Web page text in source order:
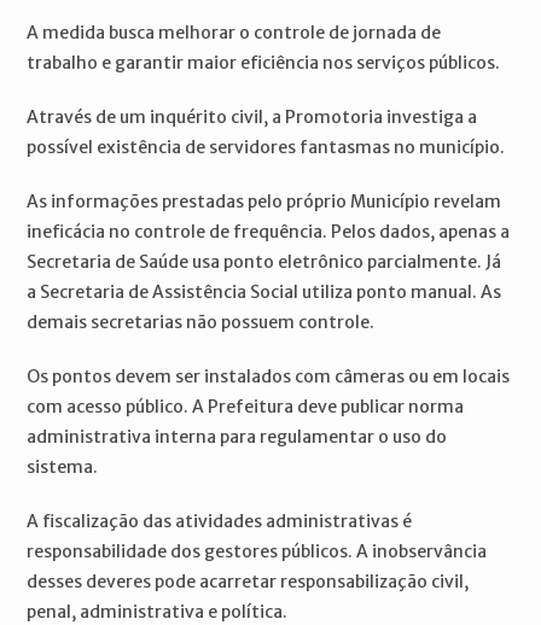
A medida busca melhorar o controle de jornada de
trabalho e garantir maior eficiência nos serviços públicos.
Através de um inquérito civil, a Promotoria investiga a
possível existência de servidores fantasmas no município.
As informações prestadas pelo próprio Município revelam
ineficácia no controle de frequência. Pelos dados, apenas a
Secretaria de Saúde usa ponto eletrônico parcialmente. Já
a Secretaria de Assistência Social utiliza ponto manual. As
demais secretarias não possuem controle.
Os pontos devem ser instalados com câmeras ou em locais
com acesso público. A Prefeitura deve publicar norma
administrativa interna para regulamentar o uso do
sistema.
A fiscalização das atividades administrativas é
responsabilidade dos gestores públicos. A inobservância
desses deveres pode acarretar responsabilização civil,
penal, administrativa e política.